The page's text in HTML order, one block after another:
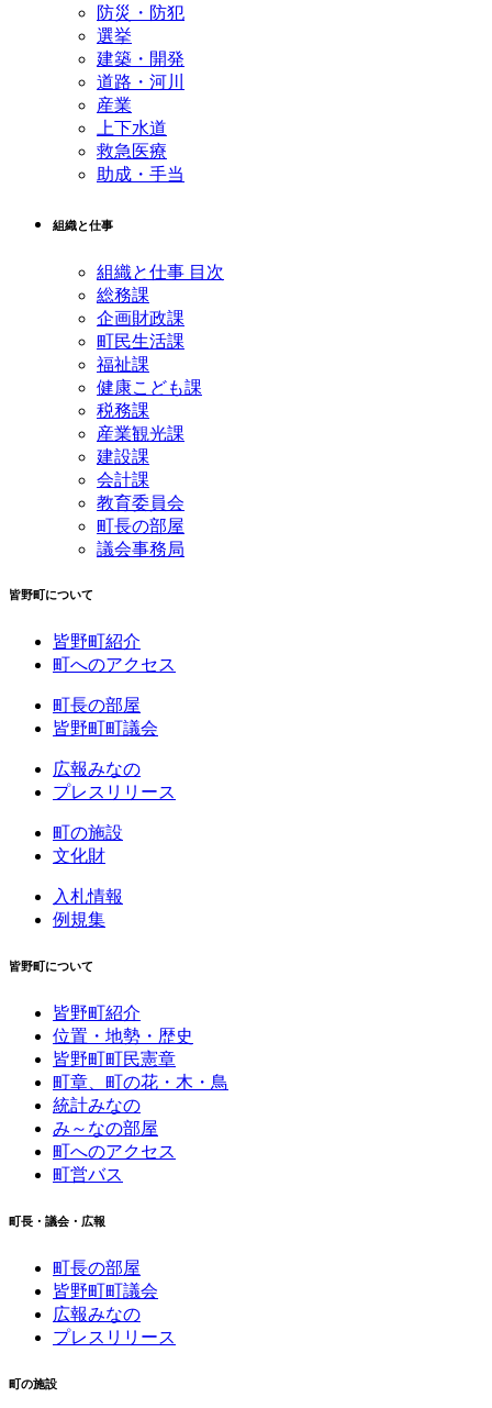
防災・防犯
選挙
建築・開発
道路・河川
産業
上下水道
救急医療
助成・手当
組織と仕事
組織と仕事 目次
総務課
企画財政課
町民生活課
福祉課
健康こども課
税務課
産業観光課
建設課
会計課
教育委員会
町長の部屋
議会事務局
皆野町について
皆野町紹介
町へのアクセス
町長の部屋
皆野町町議会
広報みなの
プレスリリース
町の施設
文化財
入札情報
例規集
皆野町について
皆野町紹介
位置・地勢・歴史
皆野町町民憲章
町章、町の花・木・鳥
統計みなの
み～なの部屋
町へのアクセス
町営バス
町長・議会・広報
町長の部屋
皆野町町議会
広報みなの
プレスリリース
町の施設